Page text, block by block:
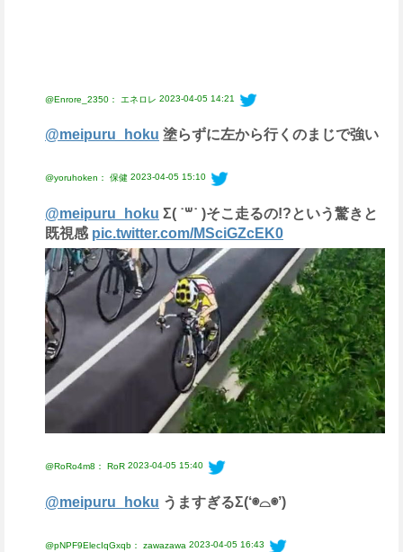
@Enrore_2350： エネロレ 2023-04-05 14:21
@meipuru_hoku 塗らずに左から行くのまじで強い
@yoruhoken： 保健 2023-04-05 15:10
@meipuru_hoku Σ( ˙꒳​˙ )そこ走るの!?という驚きと
既視感 pic.twitter.com/MSciGZcEK0
@RoRo4m8： RoR 2023-04-05 15:40
@meipuru_hoku うますぎるΣ(‘◉⌓◉’)
@pNPF9ElecIqGxqb： zawazawa 2023-04-05 16:43